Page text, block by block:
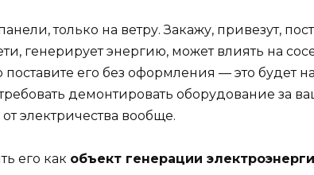
только на ветру. Закажу, привезут,
генерирует энергию, может влиять на
его без оформления — это будет
демонтировать оборудование за
электричества вообще.
его как объект генерации